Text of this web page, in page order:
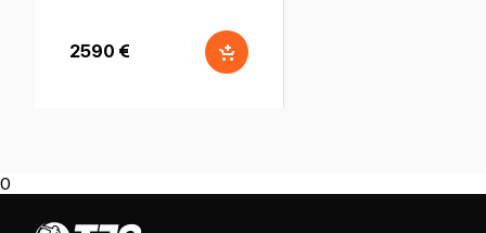
2590 €
0